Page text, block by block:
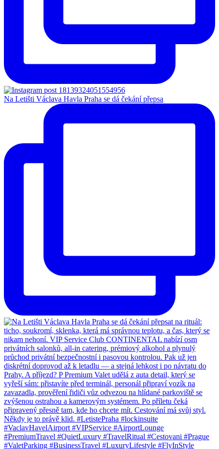
Na Letišti Václava Havla Praha se dá čekání přepsa